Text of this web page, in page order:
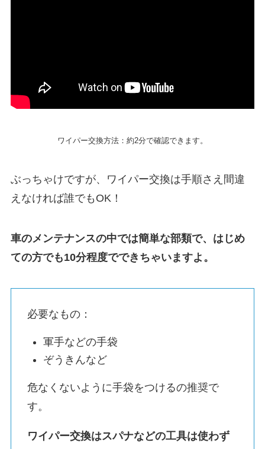
ワイパー交換方法：約2分で確認できます。
ぶっちゃけですが、ワイパー交換は手順さえ間違
えなければ誰でもOK！
車のメンテナンスの中では簡単な部類で、はじめ
ての方でも10分程度でできちゃいますよ。
必要なもの：
軍手などの手袋
ぞうきんなど
危なくないように手袋をつけるの推奨で
す。
ワイパー交換はスパナなどの工具は使わず